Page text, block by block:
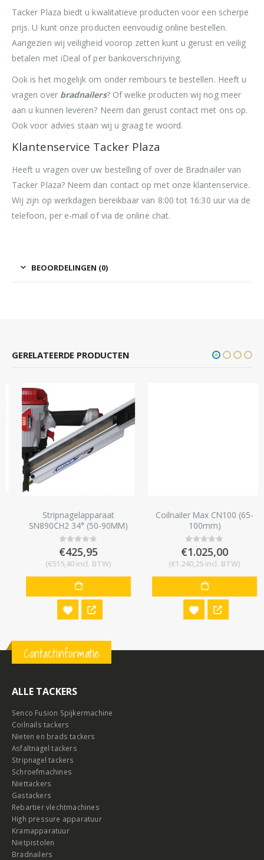
Tacker Plaza biedt u kwalitatieve producten voor een scherpe
prijs. U kunt onze producten eenvoudig online bestellen.
Aangezien wij veiligheid voorop zetten kunt u gerust en veilig
betalen met iDeal of per bankoverschrijving.
Ook is het mogelijk om onder rembours te bestellen. Heeft u
vragen over bradnailers? Of welke producten wij nog meer
aan u kunnen leveren? Neem dan gerust contact met ons op.
Ook voor advies staan wij u graag te woord.
Klantenservice Tacker Plaza
Heeft u vragen over uw bestelling of over de Bradnailer van
Tacker Plaza? Neem dan contact op met onze klantenservice.
Wij zijn op werkdagen bereikbaar van 8:00 tot 16:30 uur via de
telefoon, per e-mail of via de online chat.
BEOORDELINGEN (0)
GERELATEERDE PRODUCTEN
Stripnagelapparaat
SN890CH2 34° (50-90MM)
out of 5
425,95
515,40incl. BTW)
Coilnailer Max CN100 (65-
100mm)
out of 5
1.025,00
1.240,25incl. BTW)
Contactinformatie
ALLE TACKERS
Senco Fusion Spijkermachine
Coilnails tackers
Nieten en brads tackers
Asfaltnagel tackers
Stripnagel tackers
Schroefmachines
Niettackers
Gastackers
Rebartier vlechtmachines
High pressure apparatuur
Kramapparatuur
Nietpistolen
Bradnailers